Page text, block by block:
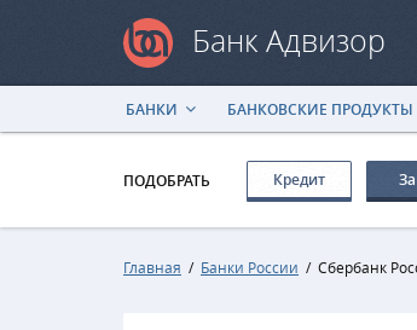
Банк Адвизор
БАНКИ БАНКОВСКИЕ ПРОДУКТЫ
ПОДОБРАТЬ Кредит
Главная / Банки России / Сбербанк